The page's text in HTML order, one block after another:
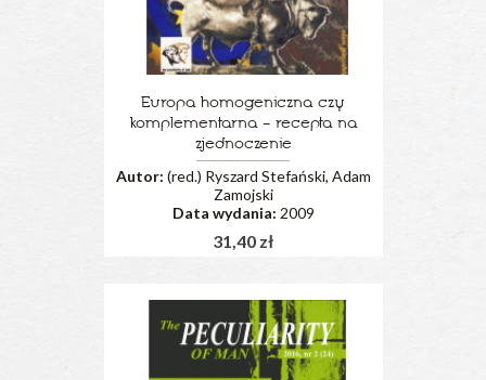
Europa homogeniczna czy
komplementarna – recepta na
zjednoczenie
Autor: (red.) Ryszard Stefański, Adam
Zamojski
Data wydania: 2009
31,40 zł